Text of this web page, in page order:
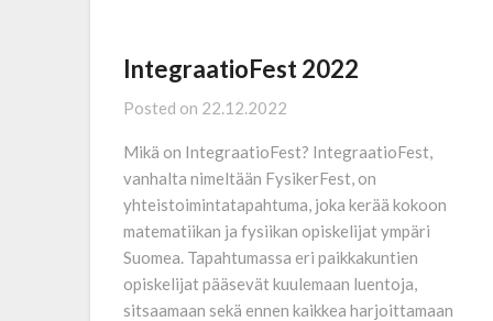
IntegraatioFest 2022
Posted on 22.12.2022
Mikä on IntegraatioFest? IntegraatioFest,
vanhalta nimeltään FysikerFest, on
yhteistoiminta­tapahtuma, joka kerää kokoon
matematiikan ja fysiikan opiskelijat ympäri
Suomea. Tapahtumassa eri paikkakuntien
opiskelijat pääsevät kuulemaan luentoja,
sitsaamaan sekä ennen kaikkea harjoittamaan